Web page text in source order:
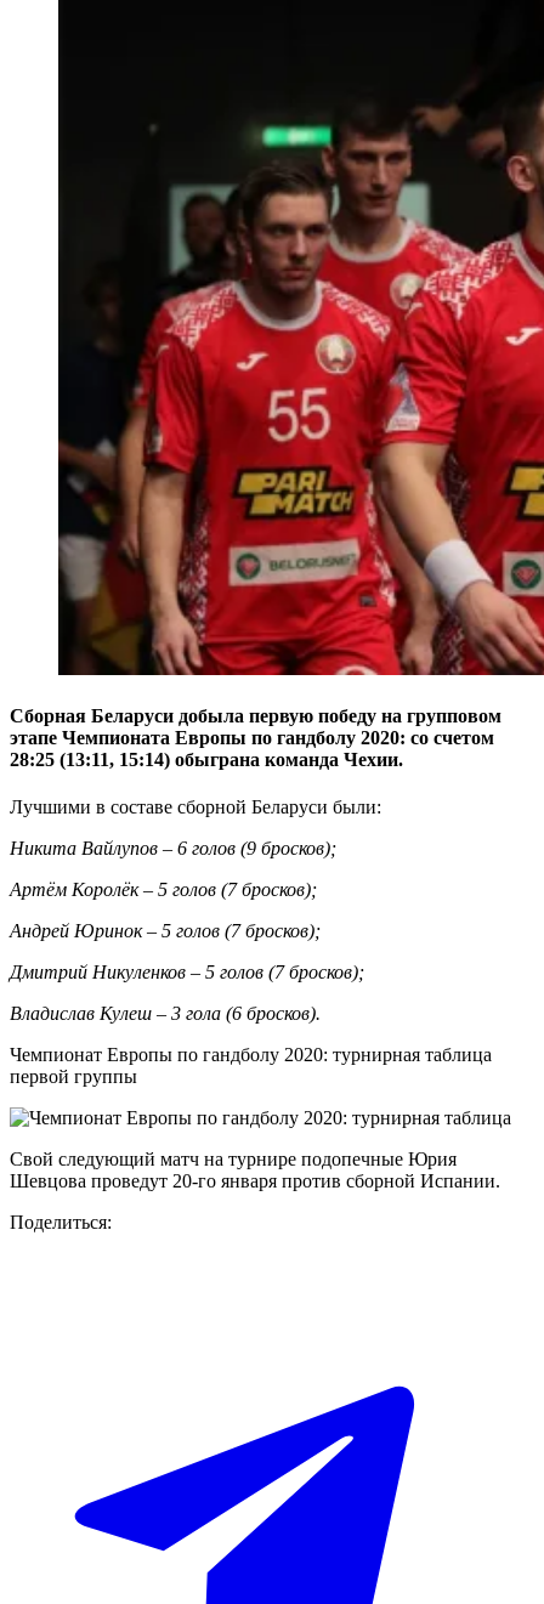
Сборная Беларуси добыла первую победу на групповом
этапе Чемпионата Европы по гандболу 2020: со счетом
28:25 (13:11, 15:14) обыграна команда Чехии.
Лучшими в составе сборной Беларуси были:
Никита Вайлупов – 6 голов (9 бросков);
Артём Королёк – 5 голов (7 бросков);
Андрей Юринок – 5 голов (7 бросков);
Дмитрий Никуленков – 5 голов (7 бросков);
Владислав Кулеш – 3 гола (6 бросков).
Чемпионат Европы по гандболу 2020: турнирная таблица
первой группы
Свой следующий матч на турнире подопечные Юрия
Шевцова проведут 20-го января против сборной Испании.
Поделиться: